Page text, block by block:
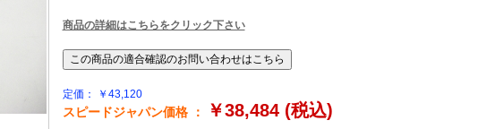
商品の詳細はこちらをクリック下さい
定価： ￥43,120
スピードジャパン価格 ： ￥38,484 (税込)